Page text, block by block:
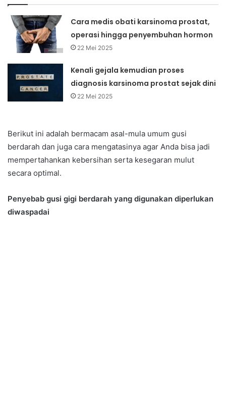
Cara medis obati karsinoma prostat,
operasi hingga penyembuhan hormon
22 Mei 2025
Kenali gejala kemudian proses
diagnosis karsinoma prostat sejak dini
22 Mei 2025
Berikut ini adalah bermacam asal-mula umum gusi
berdarah dan juga cara mengatasinya agar Anda bisa jadi
mempertahankan kebersihan serta kesegaran mulut
secara optimal.
Penyebab gusi gigi berdarah yang digunakan diperlukan
diwaspadai